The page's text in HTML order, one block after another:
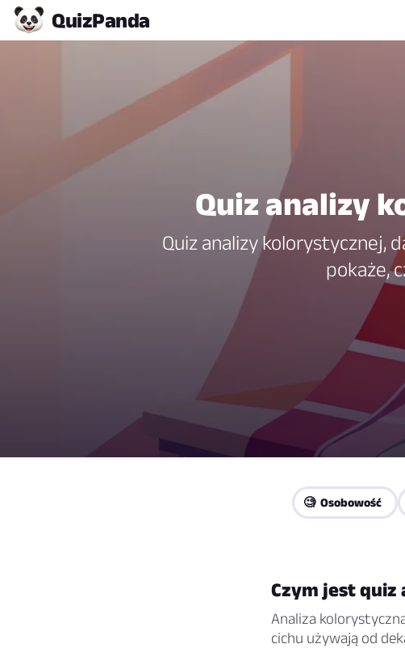
QuizPanda
Quiz analizy
Quiz analizy kolorystycznej,
pokaże,
🧐 Osobowość
Czym jest quiz
Analiza
cichu używają od